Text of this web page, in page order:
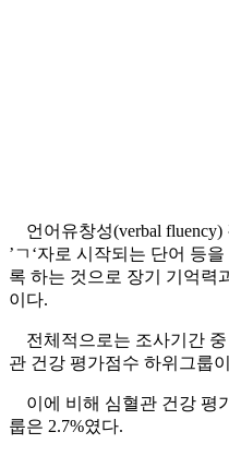
언어유창성(verbal
’ㄱ‘자로 시작되는 단어 등
록 하는 것으로 장기 기억력
이다.
전체적으로는 조사기간 중
관 건강 평가점수 하위그룹
이에 비해 심혈관 건강 평
룹은 2.7%였다.